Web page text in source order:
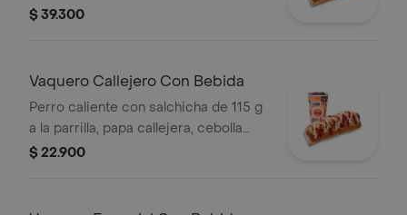
tocineta picada, papa callejera,
papas medianas (Corral o en cascos)
+ bebida PET
$ 39.300
Vaquero Callejero Con Bebida
Perro caliente con salchicha de 115 g
a la parrilla, papa callejera, cebolla
picada, salsa blanca, salsa de tomate
$ 22.900